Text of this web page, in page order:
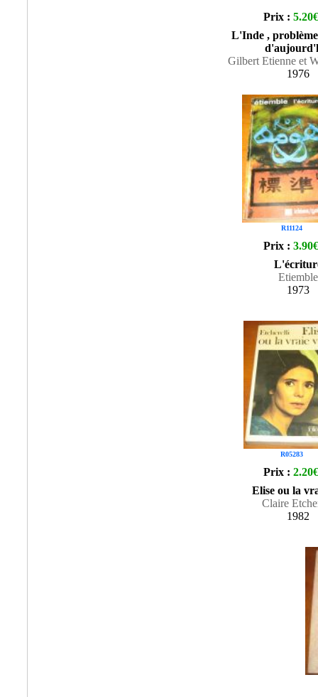
Prix : 5.20€
L'Inde ,
Gilbert Etienne et
1976
R11124
Prix : 3.90€
Etiemble
1973
R05283
Prix : 2.20€
Elise ou la
Claire
1982